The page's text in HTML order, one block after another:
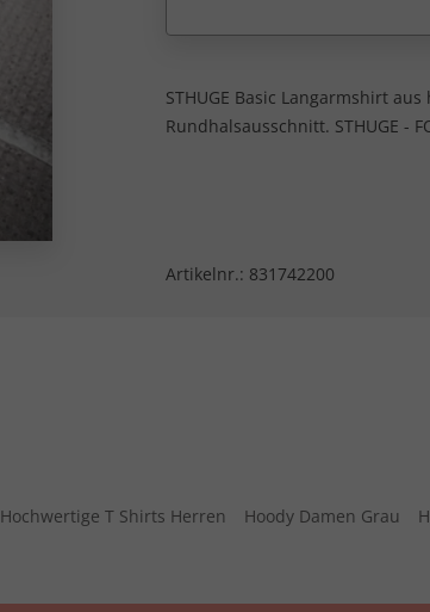
STHUGE Basic Langarmshirt
Rundhalsausschnitt. STHUGE -
Artikelnr.: 831742200
Hochwertige T Shirts Herren Hoody Damen Grau